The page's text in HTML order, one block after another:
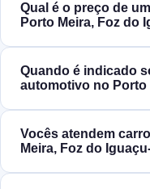
Qual é o preço de
Porto Meira, Foz do
Quando é indicado
automotivo no Porto
Vocês atendem
Meira, Foz do